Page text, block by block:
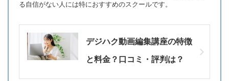
る自信がない人には特におすすめのスクールです。
デジハク動画編集講座の特徴
と料金？口コミ・評判は？